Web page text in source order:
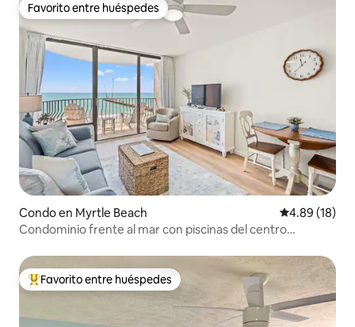
Favorito entre huéspedes
Favorito entre huéspedes
Condo en Myrtle Beach Calificación
4.89 (18)
Condominio frente al mar con piscinas del centro
Favorito entre huéspedes preferido
Favorito entre huéspedes